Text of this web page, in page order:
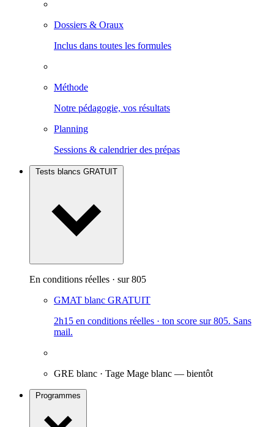
Dossiers & Oraux
Inclus dans toutes les formules
Méthode
Notre pédagogie, vos résultats
Planning
Sessions & calendrier des prépas
Tests blancs GRATUIT
En conditions réelles · sur 805
GMAT blanc GRATUIT
2h15 en conditions réelles · ton score sur 805. Sans
mail.
GRE blanc · Tage Mage blanc — bientôt